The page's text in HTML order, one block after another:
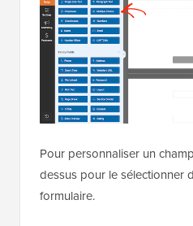
Pour personnaliser un
dessus pour le sélectionner
formulaire.